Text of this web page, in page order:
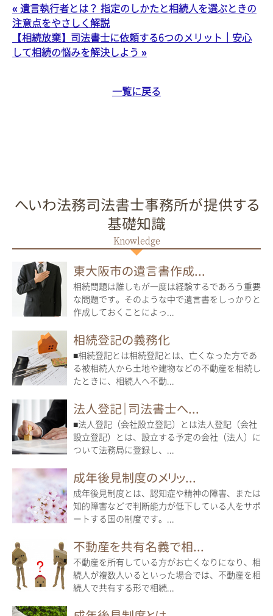
« 遺言執行者とは？ 指定のしかたと相続人を選ぶときの
注意点をやさしく解説
【相続放棄】司法書士に依頼する6つのメリット｜安心
して相続の悩みを解決しよう »
一覧に戻る
へいわ法務司法書士事務所が提供する
基礎知識
東大阪市の遺言書作成...
相続問題は誰しもが一度は経験するであろう重要
な問題です。そのような中で遺言書をしっかりと
作成しておくことによっ...
相続登記の義務化
■相続登記とは相続登記とは、亡くなった方であ
る被相続人から土地や建物などの不動産を相続し
たときに、相続人へ不動...
法人登記｜司法書士へ...
■法人登記（会社設立登記）とは法人登記（会社
設立登記）とは、設立する予定の会社（法人）に
ついて法務局に登録し、...
成年後見制度のメリッ...
成年後見制度とは、認知症や精神の障害、または
知的障害などで判断能力が低下している人をサポ
ートする国の制度です。...
不動産を共有名義で相...
不動産を所有している方がお亡くなりになり、相
続人が複数人いるといった場合では、不動産を相
続人で共有する形で相続...